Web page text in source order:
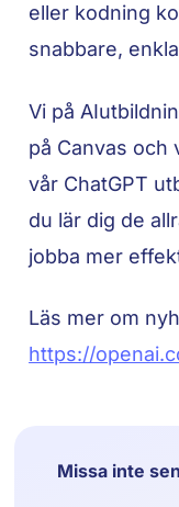
eller kodning
snabbare,
Vi på
på Canvas och
vår ChatGPT
du lär dig de
jobba mer
Läs mer om
https://
Missa inte